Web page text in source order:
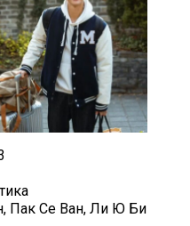
Пак Се Ван, Ли Ю Би